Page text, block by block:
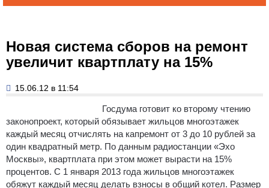
Новая система сборов на ремонт
увеличит квартплату на 15%
15.06.12 в 11:54
Госдума готовит ко второму чтению
законопроект, который обязывает жильцов многоэтажек
каждый месяц отчислять на капремонт от 3 до 10 рублей за
один квадратный метр. По данным радиостанции «Эхо
Москвы», квартплата при этом может вырасти на 15%
процентов. С 1 января 2013 года жильцов многоэтажек
обяжут каждый месяц делать взносы в общий котел. Размер